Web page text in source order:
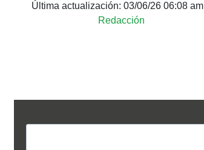
Última actualización: 03/06/26 06:08 am
Redacción